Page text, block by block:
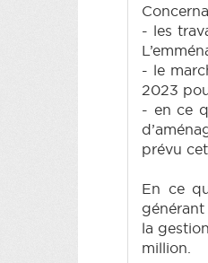
- les
- le
2023
- en ce
prévu
En ce
la
million.